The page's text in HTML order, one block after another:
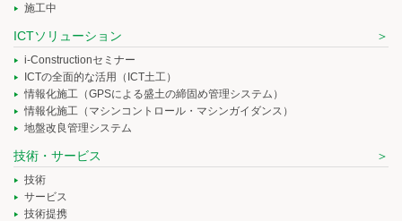
施工中
ICTソリューション
i-Constructionセミナー
ICTの全面的な活用（ICT土工）
情報化施工（GPSによる盛土の締固め管理システム）
情報化施工（マシンコントロール・マシンガイダンス）
地盤改良管理システム
技術・サービス
技術
サービス
技術提携